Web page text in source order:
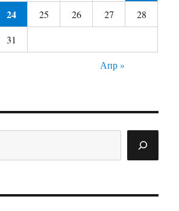
24 25 26 27
28
31
Апр »